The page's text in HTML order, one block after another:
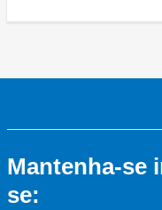
Mantenha-se
se: